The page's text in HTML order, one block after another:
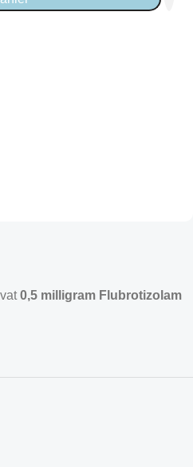
0,5 milligram Flubrotizolam